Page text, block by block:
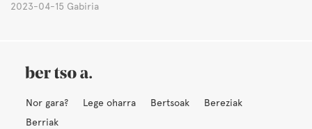
2023-04-15 Gabiria
Nor gara? Lege oharra Bertsoak
Bereziak
Berriak